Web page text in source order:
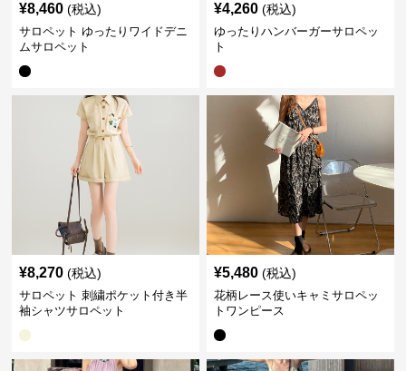
¥8,460 (税込)
サロペット ゆったりワイドデニ
ムサロペット
¥4,260 (税込)
ゆったりハンバーガーサロペッ
ト
¥8,270 (税込)
サロペット 刺繍ポケット付き半
袖シャツサロペット
¥5,480 (税込)
花柄レース使いキャミサロペッ
トワンピース